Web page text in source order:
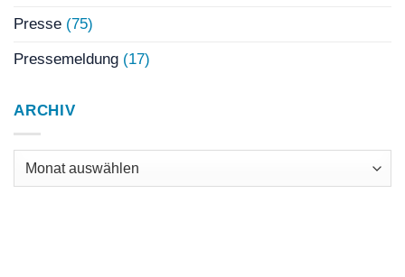
Presse (75)
Pressemeldung (17)
ARCHIV
Archiv